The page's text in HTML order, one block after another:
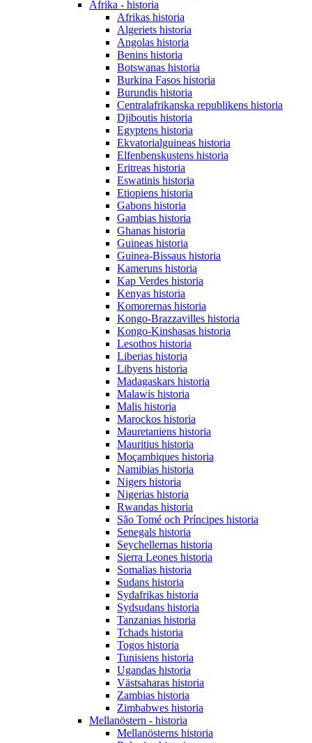
Afrika - historia
Afrikas historia
Algeriets historia
Angolas historia
Benins historia
Botswanas historia
Burkina Fasos historia
Burundis historia
Centralafrikanska republikens historia
Djiboutis historia
Egyptens historia
Ekvatorialguineas historia
Elfenbenskustens historia
Eritreas historia
Eswatinis historia
Etiopiens historia
Gabons historia
Gambias historia
Ghanas historia
Guineas historia
Guinea-Bissaus historia
Kameruns historia
Kap Verdes historia
Kenyas historia
Komorernas historia
Kongo-Brazzavilles historia
Kongo-Kinshasas historia
Lesothos historia
Liberias historia
Libyens historia
Madagaskars historia
Malawis historia
Malis historia
Marockos historia
Mauretaniens historia
Mauritius historia
Moçambiques historia
Namibias historia
Nigers historia
Nigerias historia
Rwandas historia
São Tomé och Príncipes historia
Senegals historia
Seychellernas historia
Sierra Leones historia
Somalias historia
Sudans historia
Sydafrikas historia
Sydsudans historia
Tanzanias historia
Tchads historia
Togos historia
Tunisiens historia
Ugandas historia
Västsaharas historia
Zambias historia
Zimbabwes historia
Mellanöstern - historia
Mellanösterns historia